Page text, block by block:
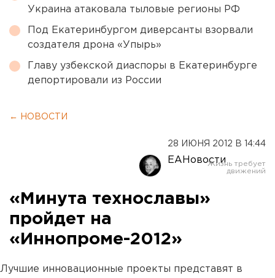
Украина атаковала тыловые регионы РФ
Под Екатеринбургом диверсанты взорвали
создателя дрона «Упырь»
Главу узбекской диаспоры в Екатеринбурге
депортировали из России
← НОВОСТИ
28 ИЮНЯ 2012 В 14:44
ЕАНовости
«Минута технославы»
пройдет на
«Иннопроме-2012»
Лучшие инновационные проекты представят в